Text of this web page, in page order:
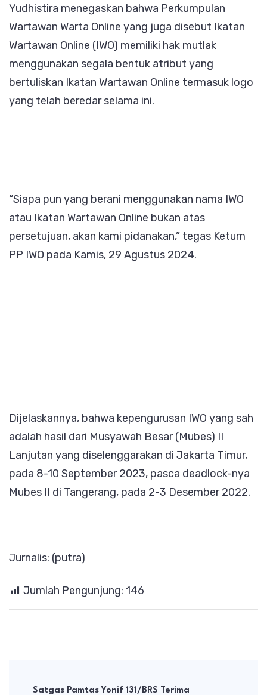
Yudhistira menegaskan bahwa Perkumpulan
Wartawan Warta Online yang juga disebut Ikatan
Wartawan Online (IWO) memiliki hak mutlak
menggunakan segala bentuk atribut yang
bertuliskan Ikatan Wartawan Online termasuk logo
yang telah beredar selama ini.
“Siapa pun yang berani menggunakan nama IWO
atau Ikatan Wartawan Online bukan atas
persetujuan, akan kami pidanakan,” tegas Ketum
PP IWO pada Kamis, 29 Agustus 2024.
Dijelaskannya, bahwa kepengurusan IWO yang sah
adalah hasil dari Musyawah Besar (Mubes) II
Lanjutan yang diselenggarakan di Jakarta Timur,
pada 8-10 September 2023, pasca deadlock-nya
Mubes II di Tangerang, pada 2-3 Desember 2022.
Jurnalis: (putra)
Jumlah Pengunjung: 146
Satgas Pamtas Yonif 131/BRS Terima